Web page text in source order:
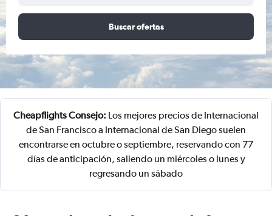
Buscar ofertas
Cheapflights Consejo: Los mejores precios de Internacional
de San Francisco a Internacional de San Diego suelen
encontrarse en octubre o septiembre, reservando con 77
días de anticipación, saliendo un miércoles o lunes y
regresando un sábado